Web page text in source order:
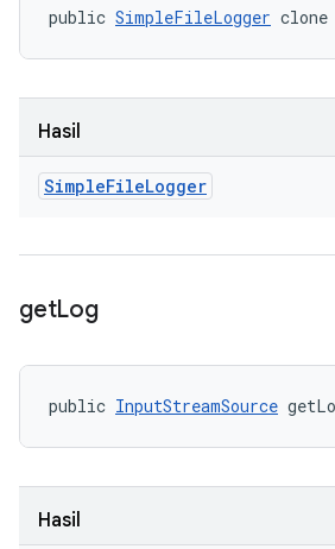
public SimpleFileLogger
Hasil
SimpleFileLogger
getLog
public InputStreamSource
Hasil